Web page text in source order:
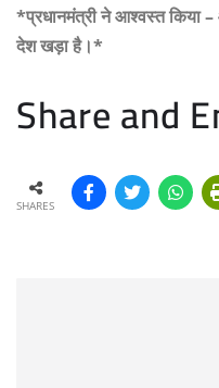
*प्रधानमंत्री ने आश्वस्त किया
देश खड़ा है।*
Share and
SHARES